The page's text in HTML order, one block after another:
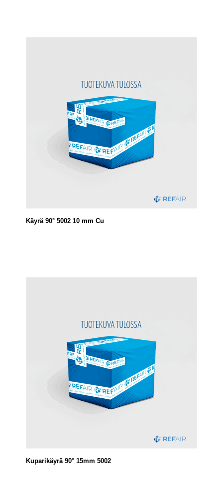
Käyrä 90° 5002 10 mm Cu
Kuparikäyrä 90° 15mm 5002